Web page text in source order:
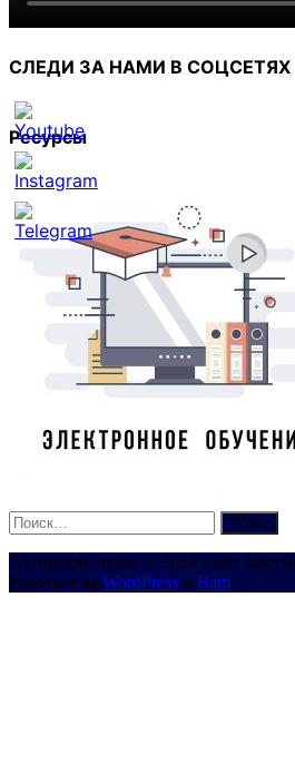
СЛЕДИ ЗА НАМИ В СОЦСЕТЯХ
Set
Youtube
Channel
Ресурсы
Найти:
Авторские права © 2024 Сайт
Работает на WordPress и Bam.